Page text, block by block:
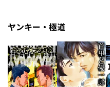
ヤンキー・極道